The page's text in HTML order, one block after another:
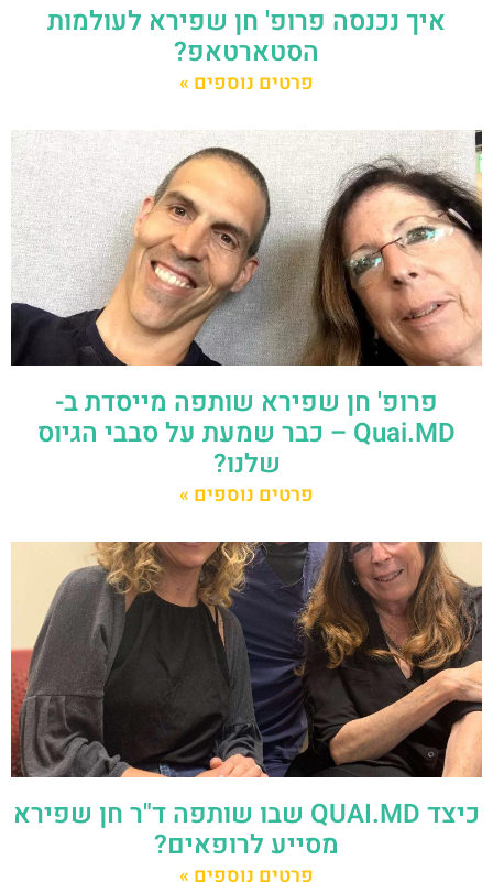
איך נכנסה פרופ' חן שפירא לעולמות
הסטארטאפ?
פרטים נוספים »
פרופ' חן שפירא שותפה מייסדת ב-
Quai.MD – כבר שמעת על סבבי הגיוס
שלנו?
פרטים נוספים »
כיצד QUAI.MD שבו שותפה ד"ר חן שפירא
מסייע לרופאים?
פרטים נוספים »